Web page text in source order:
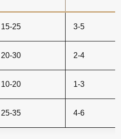
15-25 3-5
20-30 2-4
10-20 1-3
25-35 4-6